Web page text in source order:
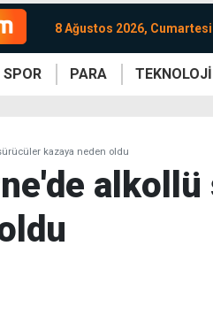
8 Ağustos 2026, Cumartesi
SPOR PARA TEKNOLOJİ
kazaya neden oldu